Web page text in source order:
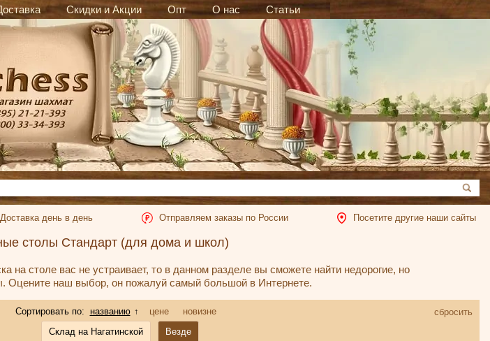
Скидки и Акции Опт О нас Статьи
Доставка день в день Отправляем заказы по России Посетите другие наши сайты
столы Стандарт (для дома и школ)
на столе вас не устраивает, то в данном разделе вы сможете найти недорогие, но
Оцените наш выбор, он пожалуй самый большой в Интернете.
Сортировать по: названию ↑ цене
новизне
Склад на Нагатинской
Везде
сбросить